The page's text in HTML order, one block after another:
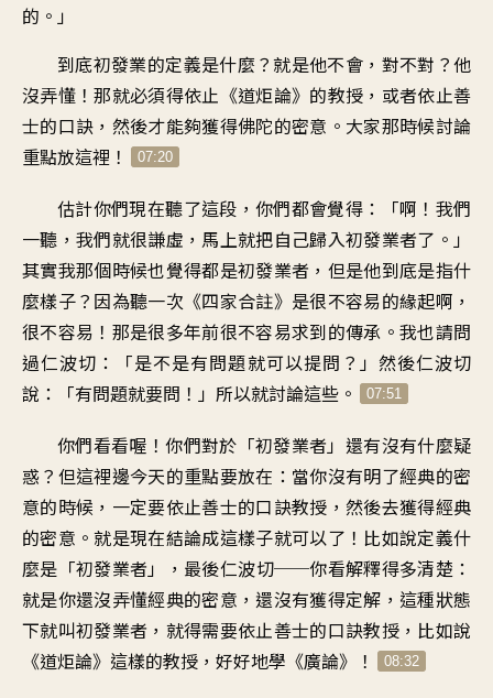
的 。」
到底初發業的定義是什麼 ？就是他不會，對不對 ？他
沒弄懂 ！那就必須得依止《道炬論》的教授 ， 或者依止善
士的口訣 ， 然後才能夠獲得佛陀的密意 。 大家那時候討論
重點放這裡 ！ 07:20
估計你們現在聽了這段 ，你們都會覺得：「啊 ！ 我們
一聽 ，我們就很謙虛 ， 馬上就把自己歸入初發業者了 。」
其實我那個時候也覺得都是初發業者 ， 但是他到底是指什
麼樣子？ 因為聽一次《四家合註》 是很不容易的緣起啊 ，
很不容易 ！ 那是很多年前很不容易求到的傳承 。我也請問
過仁波切 ：「是不是有問題就可以提問 ？」 然後仁波切
說 ：「有問題就要問 ！」 所以就討論這些 。 07:51
你們看看喔 ！你們對於「初發業者」 還有沒有什麼疑
惑？ 但這裡邊今天的重點要放在 ： 當你沒有明了經典的密
意的時候 ， 一定要依止善士的口訣教授 ，然後去獲得經典
的密意 。就是現在結論成這樣子就可以了 ！ 比如說定義什
麼是「初發業者」， 最後仁波切──你看解釋得多清楚 ：
就是你還沒弄懂經典的密意 ，還沒有獲得定解 ， 這種狀態
下就叫初發業者 ， 就得需要依止善士的口訣教授 ， 比如說
《道炬論》這樣的教授 ， 好好地學《廣論》！ 08:32